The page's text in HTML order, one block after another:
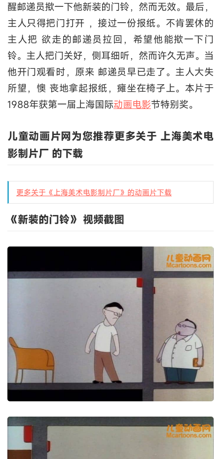
醒邮递员揿一下他新装的门铃，然而无效。最后，
主人只得把门打开 ，接过一份报纸。不肯罢休的
主人把 欲走的邮递员拉回，希望他能揿一下门
铃。主人把门关好，侧耳细听，然而许久无声。当
他开门观看时，原来 邮递员早已走了。主人大失
所望，懊 丧地拿起报纸，瘫坐在椅子上。本片于
1988年获第一届上海国际动画电影节特别奖。
儿童动画片网为您推荐更多关于 上海美术电
影制片厂 的下载
更多关于《上海美术电影制片厂》的动画片下载
《新装的门铃》 视频截图